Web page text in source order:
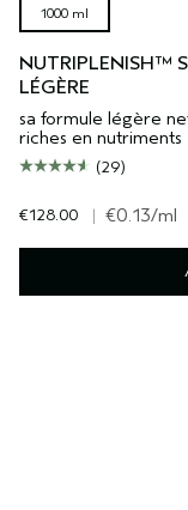
1000 ml
NUTRIPLENISH™
LÉGÈRE
sa formule légère
riches en nutriments
(29)
€128.00 | €0.13/ml